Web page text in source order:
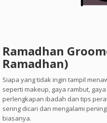
Ramadhan
Ramadhan)
Siapa yang tidak ingin tampil
seperti makeup, gaya rambut,
perlengkapan ibadah dan tips
sering dicari dan mengalami
biasanya.